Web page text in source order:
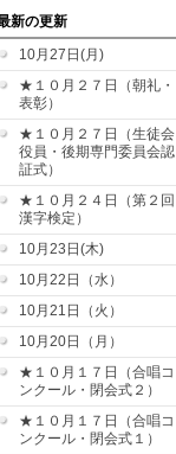
新の更新
10月27日(月)
★１０月２７日（朝礼・
表彰）
★１０月２７日（生徒会
役員・後期専門委員会認
証式）
★１０月２４日（第２回
漢字検定）
10月23日(木)
10月22日（水）
10月21日（火）
10月20日（月）
★１０月１７日（合唱コ
ンクール・閉会式２）
★１０月１７日（合唱コ
ンクール・閉会式１）